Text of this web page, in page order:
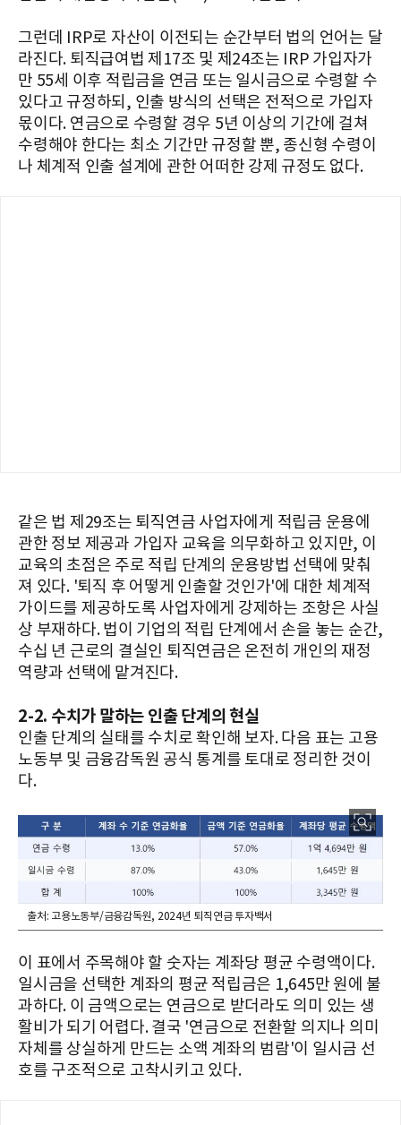
그런데 IRP로 자산이 이전되는 순간부터 법의 언어는 달
라진다. 퇴직급여법 제17조 및 제24조는 IRP 가입자가
만 55세 이후 적립금을 연금 또는 일시금으로 수령할 수
있다고 규정하되, 인출 방식의 선택은 전적으로 가입자
몫이다. 연금으로 수령할 경우 5년 이상의 기간에 걸쳐
수령해야 한다는 최소 기간만 규정할 뿐, 종신형 수령이
나 체계적 인출 설계에 관한 어떠한 강제 규정도 없다.
같은 법 제29조는 퇴직연금 사업자에게 적립금 운용에
관한 정보 제공과 가입자 교육을 의무화하고 있지만, 이
교육의 초점은 주로 적립 단계의 운용방법 선택에 맞춰
져 있다. '퇴직 후 어떻게 인출할 것인가'에 대한 체계적
가이드를 제공하도록 사업자에게 강제하는 조항은 사실
상 부재하다. 법이 기업의 적립 단계에서 손을 놓는 순간,
수십 년 근로의 결실인 퇴직연금은 온전히 개인의 재정
역량과 선택에 맡겨진다.
2-2. 수치가 말하는 인출 단계의 현실
인출 단계의 실태를 수치로 확인해 보자. 다음 표는 고용
노동부 및 금융감독원 공식 통계를 토대로 정리한 것이
다.
출처: 고용노동부/금융감독원, 2024년 퇴직연금 투자백서
이 표에서 주목해야 할 숫자는 계좌당 평균 수령액이다.
일시금을 선택한 계좌의 평균 적립금은 1,645만 원에 불
과하다. 이 금액으로는 연금으로 받더라도 의미 있는 생
활비가 되기 어렵다. 결국 '연금으로 전환할 의지나 의미
자체를 상실하게 만드는 소액 계좌의 범람'이 일시금 선
호를 구조적으로 고착시키고 있다.